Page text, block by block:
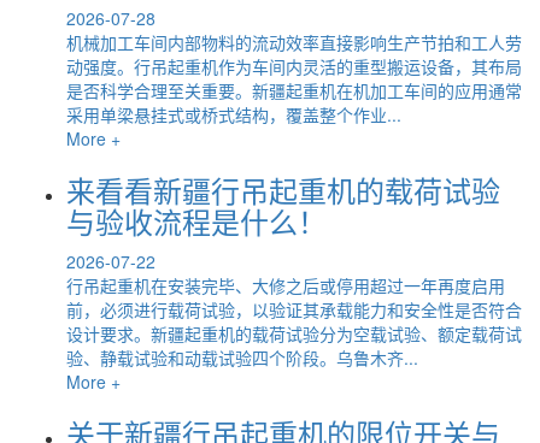
2026-07-28
机械加工车间内部物料的流动效率直接影响生产节拍和工人劳
动强度。行吊起重机作为车间内灵活的重型搬运设备，其布局
是否科学合理至关重要。新疆起重机在机加工车间的应用通常
采用单梁悬挂式或桥式结构，覆盖整个作业...
More +
来看看新疆行吊起重机的载荷试验
与验收流程是什么！
2026-07-22
行吊起重机在安装完毕、大修之后或停用超过一年再度启用
前，必须进行载荷试验，以验证其承载能力和安全性是否符合
设计要求。新疆起重机的载荷试验分为空载试验、额定载荷试
验、静载试验和动载试验四个阶段。乌鲁木齐...
More +
关于新疆行吊起重机的限位开关与